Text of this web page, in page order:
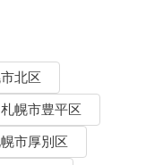
北区
札幌市豊平区
市厚別区